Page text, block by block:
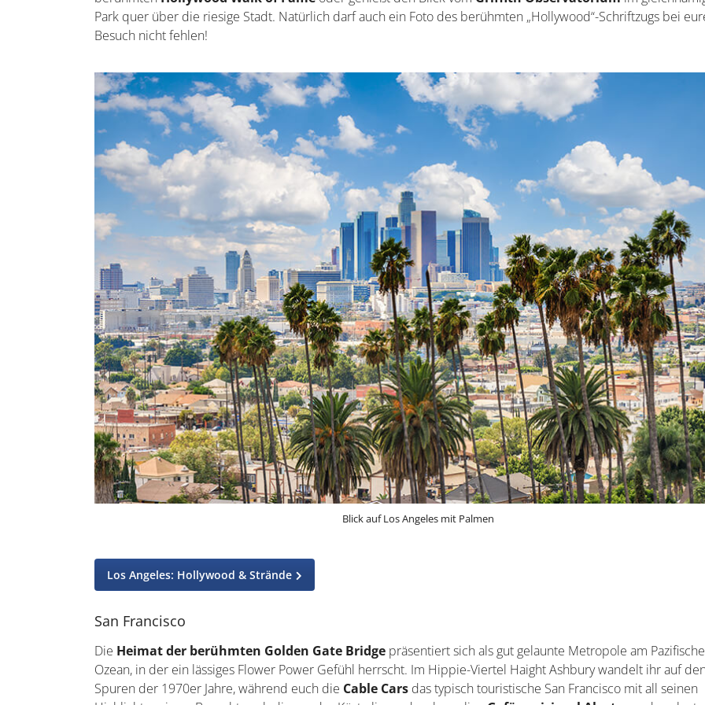
Park quer über die riesige Stadt. Natürlich darf auch ein Foto des berühmten „Hollywood“-Schriftzugs bei
Besuch nicht fehlen!
Blick auf Los Angeles mit Palmen
Los Angeles: Hollywood & Strände
San Francisco
Die Heimat der berühmten Golden Gate Bridge präsentiert sich als gut gelaunte Metropole am
Ozean, in der ein lässiges Flower Power Gefühl herrscht. Im Hippie-Viertel Haight Ashbury wandelt ihr auf
Spuren der 1970er Jahre, während euch die Cable Cars das typisch touristische San Francisco mit all seinen